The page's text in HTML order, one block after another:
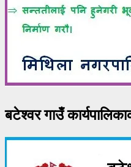
बटेश्वर गाउँ